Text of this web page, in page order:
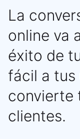
La
online va
éxito de
fácil a tus
convierte
clientes.